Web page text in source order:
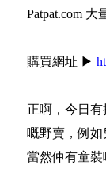
Patpat.com 大
購買網址 ▶
正啊，今日
嘅野賣，例如
當然仲有童裝